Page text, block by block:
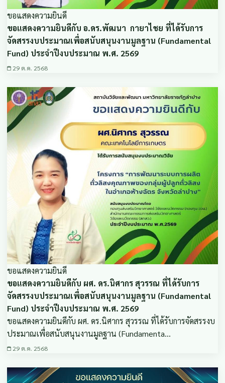
ขอแสดงความยินดี
ขอแสดงความยินดีกับ อ.ดร.พัฒนา กายาไชย ที่ได้รับการ
จัดสรรงบประมาณเพื่อสนับสนุนงานมูลฐาน (Fundamental
Fund) ประจำปีงบประมาณ พ.ศ. 2569
29 ต.ค. 2568
ขอแสดงความยินดี
ขอแสดงความยินดีกับ ผศ. ดร.นิศากร สุวรรณ ที่ได้รับการ
จัดสรรงบประมาณเพื่อสนับสนุนงานมูลฐาน (Fundamental
Fund) ประจำปีงบประมาณ พ.ศ. 2569
ขอแสดงความยินดีกับ ผศ. ดร.นิศากร สุวรรณ ที่ได้รับการจัดสรรงบ
ประมาณเพื่อสนับสนุนงานมูลฐาน (Fundamenta…
29 ต.ค. 2568